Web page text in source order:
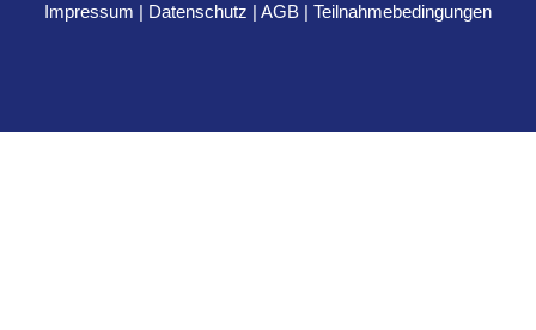
Impressum
Datenschutz AGB Teilnahmebedingungen